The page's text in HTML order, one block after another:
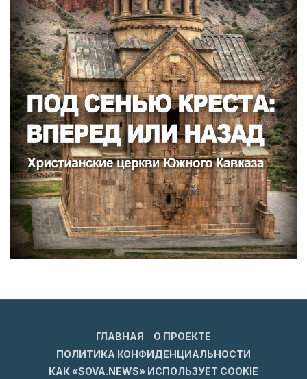
ГЛАВНАЯ
О ПРОЕКТЕ
ПОЛИТИКА КОНФИДЕНЦИАЛЬНОСТИ
КАК «SOVA.NEWS» ИСПОЛЬЗУЕТ COOKIE